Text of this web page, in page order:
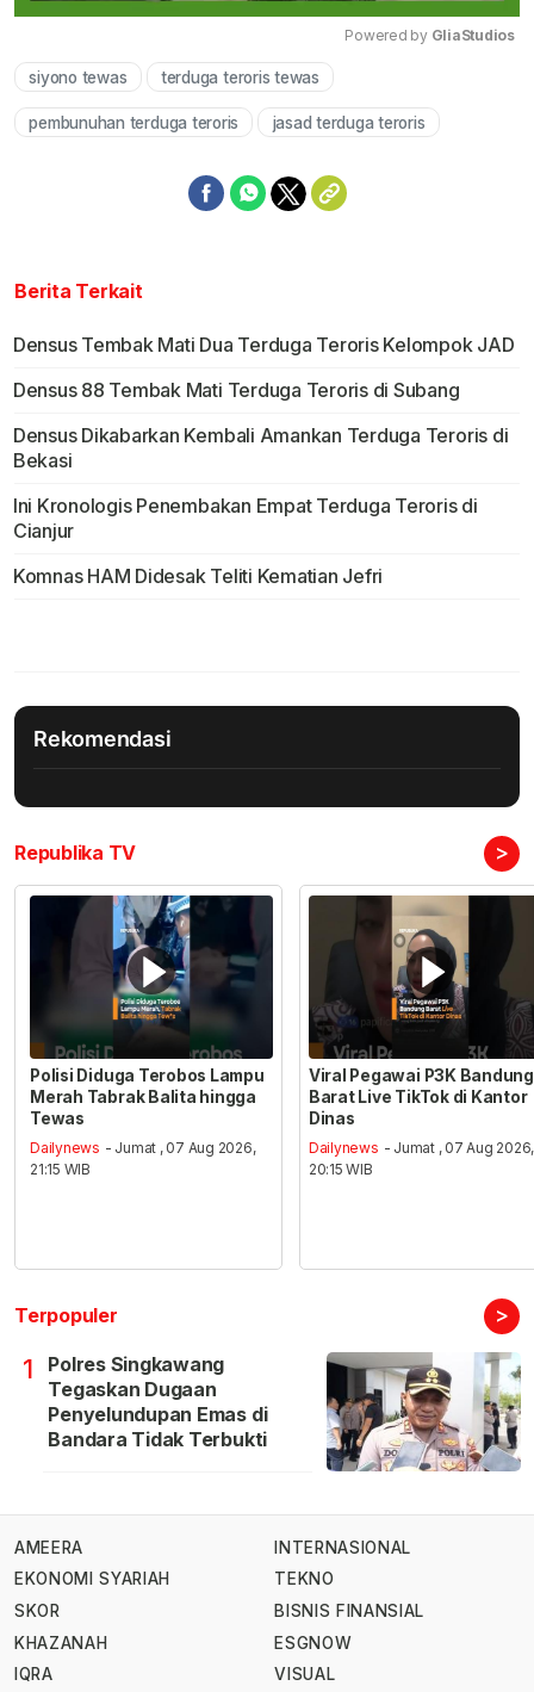
Powered by GliaStudios
siyono tewas terduga teroris tewas
pembunuhan terduga teroris jasad terduga teroris
Berita Terkait
Densus Tembak Mati Dua Terduga Teroris Kelompok JAD
Densus 88 Tembak Mati Terduga Teroris di Subang
Densus Dikabarkan Kembali Amankan Terduga Teroris di
Bekasi
Ini Kronologis Penembakan Empat Terduga Teroris di
Cianjur
Komnas HAM Didesak Teliti Kematian Jefri
Rekomendasi
Republika TV >
Polisi Diduga Terobos Lampu
Merah Tabrak Balita hingga
Tewas
Dailynews - Jumat , 07 Aug 2026,
21:15 WIB
Viral Pegawai P3K Bandung
Barat Live TikTok di Kantor
Dinas
Dailynews - Jumat , 07 Aug 2026,
20:15 WIB
Terpopuler >
1
Polres Singkawang
Tegaskan Dugaan
Penyelundupan Emas di
Bandara Tidak Terbukti
AMEERA
EKONOMI SYARIAH
SKOR
KHAZANAH
IQRA
INTERNASIONAL
TEKNO
BISNIS FINANSIAL
ESGNOW
VISUAL